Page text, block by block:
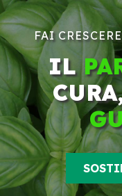
FAI
IL